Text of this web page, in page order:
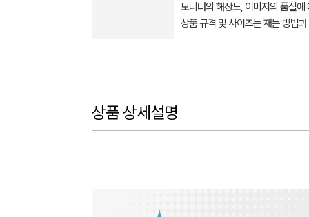
모니터의 해상도, 이미지의 품질
상품 규격 및 사이즈는 재는 방법
상품 상세설명